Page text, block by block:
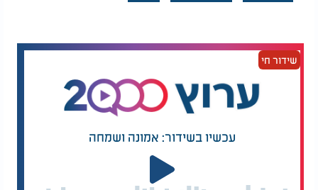
שידור חי
עכשיו בשידור: אמונה ושמחה